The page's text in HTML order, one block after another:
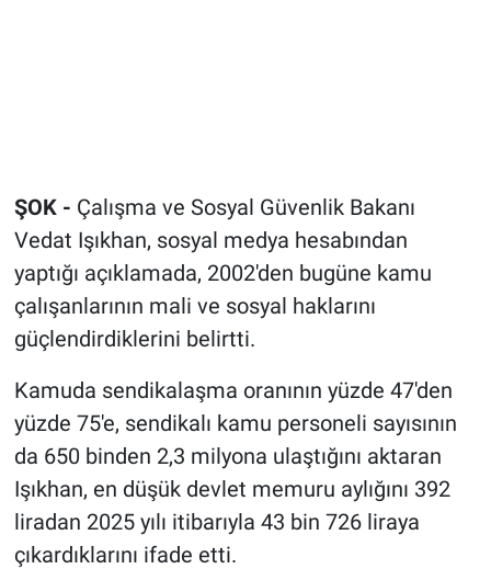
ŞOK - Çalışma ve Sosyal Güvenlik Bakanı
Vedat Işıkhan, sosyal medya hesabından
yaptığı açıklamada, 2002'den bugüne kamu
çalışanlarının mali ve sosyal haklarını
güçlendirdiklerini belirtti.
Kamuda sendikalaşma oranının yüzde 47'den
yüzde 75'e, sendikalı kamu personeli sayısının
da 650 binden 2,3 milyona ulaştığını aktaran
Işıkhan, en düşük devlet memuru aylığını 392
liradan 2025 yılı itibarıyla 43 bin 726 liraya
çıkardıklarını ifade etti.